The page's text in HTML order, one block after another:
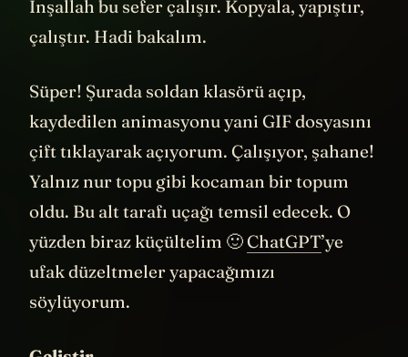
olduğunu umduğumuz kod geliyor 🙂
İnşallah bu sefer çalışır. Kopyala, yapıştır,
Süper! Şurada soldan klasörü açıp,
kaydedilen animasyonu yani GIF dosyasını
çift tıklayarak açıyorum. Çalışıyor, şahane!
Yalnız nur topu gibi kocaman bir topum
oldu. Bu alt tarafı uçağı temsil edecek. O
yüzden biraz küçültelim 🙂ChatGPT
ufak düzeltmeler yapacağımızı